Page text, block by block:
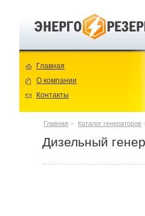
Главная
О компании
Контакты
Главная > Каталог генераторов
Дизельный